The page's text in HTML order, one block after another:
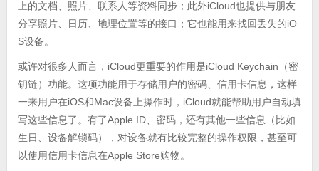
上的文档、照片、联系人等资料同步；此外iCloud也提供与朋友
分享照片、日历、地理位置等的接口；它也能用来找回丢失的iO
S设备。
或许对很多人而言，iCloud更重要的作用是iCloud Keychain（密
钥链）功能。这项功能用于存储用户的密码、信用卡信息，这样
一来用户在iOS和Mac设备上操作时，iCloud就能帮助用户自动填
写这些信息了。有了Apple ID、密码，还有其他一些信息（比如
生日、设备解锁码），对设备就有比较完整的操作权限，甚至可
以使用信用卡信息在Apple Store购物。